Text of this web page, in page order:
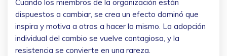
Cuando los miembros de la organización están
dispuestos a cambiar, se crea un efecto dominó que
inspira y motiva a otros a hacer lo mismo. La adopción
individual del cambio se vuelve contagiosa, y la
resistencia se convierte en una rareza.